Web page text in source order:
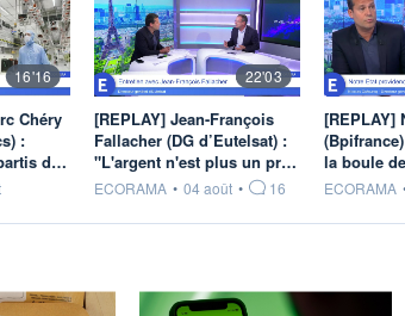
16'16
Chéry
:
d…
22'03
[REPLAY] Jean-François
Fallacher (DG d’Eutelsat) :
"L'argent n'est plus un pr…
information fournie par
ECORAMA • 04 août • 16
[REPLAY]
la boule
information
ECORAMA